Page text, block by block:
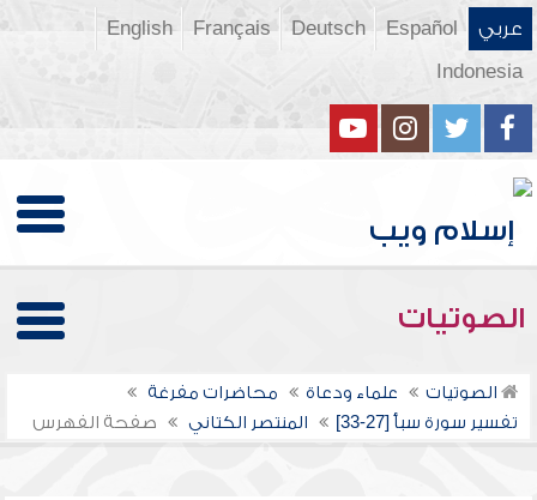
عربي Español
Deutsch
Français
English
Indonesia
الصوتيات
الصوتيات علماء ودعاة
محاضرات مفرغة
تفسير سورة سبأ [27-33]
المنتصر الكتاني صفحة الفهرس